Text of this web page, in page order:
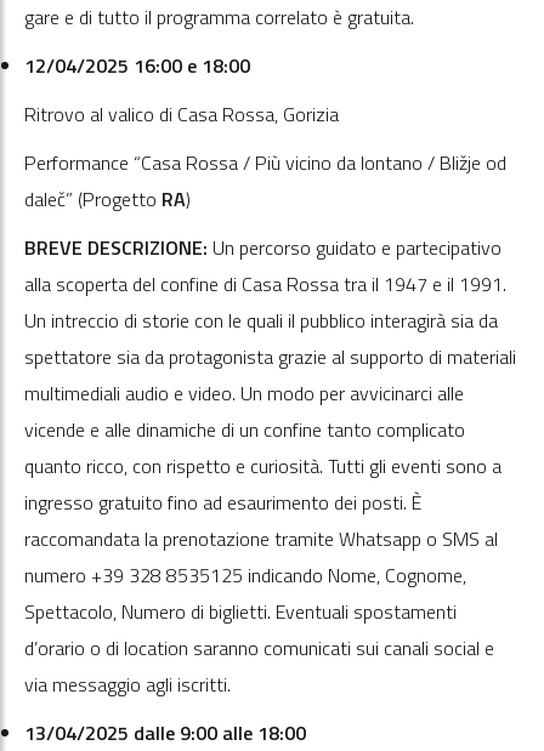
gare e di tutto il programma correlato è gratuita.
12/04/2025 16:00 e 18:00
Ritrovo al valico di Casa Rossa, Gorizia
Performance “Casa Rossa / Più vicino da lontano / Bližje od
daleč” (Progetto RA)
BREVE DESCRIZIONE: Un percorso guidato e partecipativo
alla scoperta del confine di Casa Rossa tra il 1947 e il 1991.
Un intreccio di storie con le quali il pubblico interagirà sia da
spettatore sia da protagonista grazie al supporto di materiali
multimediali audio e video. Un modo per avvicinarci alle
vicende e alle dinamiche di un confine tanto complicato
quanto ricco, con rispetto e curiosità. Tutti gli eventi sono a
ingresso gratuito fino ad esaurimento dei posti. È
raccomandata la prenotazione tramite Whatsapp o SMS al
numero +39 328 8535125 indicando Nome, Cognome,
Spettacolo, Numero di biglietti. Eventuali spostamenti
d’orario o di location saranno comunicati sui canali social e
via messaggio agli iscritti.
13/04/2025 dalle 9:00 alle 18:00